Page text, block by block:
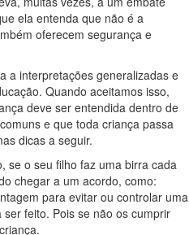
ela entenda que não é a
oferecem segurança e
a interpretações generalizadas e
Quando aceitamos isso,
deve ser entendida dentro de
e que toda criança passa
dicas a seguir.
se o seu filho faz uma birra cada
chegar a um acordo, como:
para evitar ou controlar uma
feito. Pois se não os cumprir